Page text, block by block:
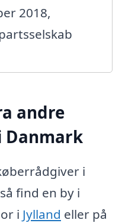
2018,
andre
Danmark
i
find en by i
i Jylland eller på